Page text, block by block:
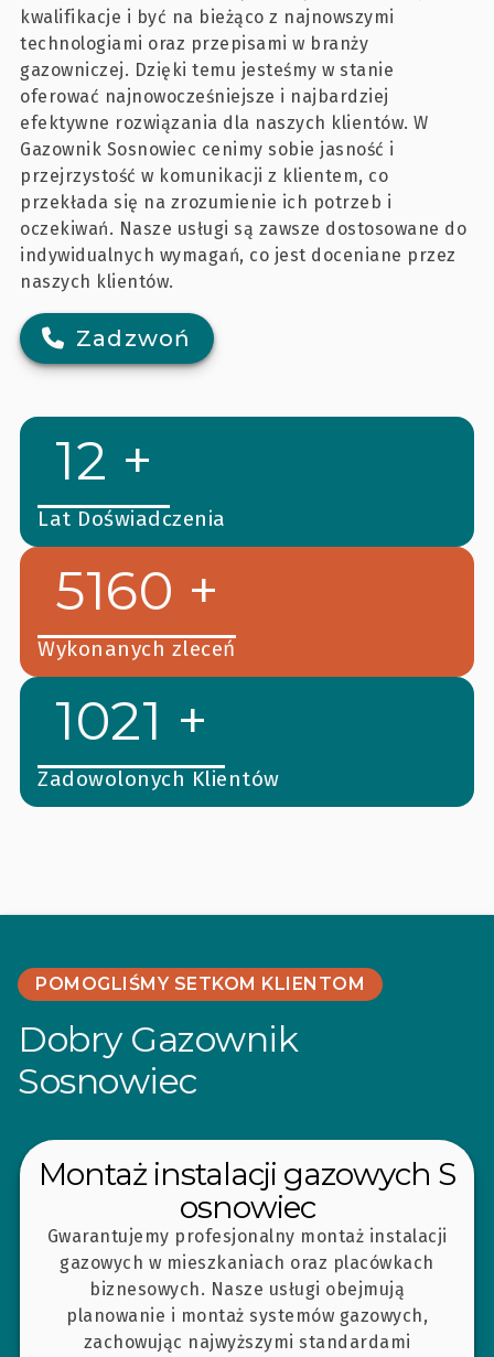
kwalifikacje i być na bieżąco z najnowszymi
technologiami oraz przepisami w branży
gazowniczej. Dzięki temu jesteśmy w stanie
oferować najnowocześniejsze i najbardziej
efektywne rozwiązania dla naszych klientów. W
Gazownik Sosnowiec cenimy sobie jasność i
przejrzystość w komunikacji z klientem, co
przekłada się na zrozumienie ich potrzeb i
oczekiwań. Nasze usługi są zawsze dostosowane do
indywidualnych wymagań, co jest doceniane przez
naszych klientów.
Zadzwoń
12 +
Lat Doświadczenia
5160 +
Wykonanych zleceń
1021 +
Zadowolonych Klientów
POMOGLIŚMY SETKOM KLIENTOM
Dobry Gazownik
Sosnowiec
Montaż instalacji gazowych S
osnowiec
Gwarantujemy profesjonalny montaż instalacji
gazowych w mieszkaniach oraz placówkach
biznesowych. Nasze usługi obejmują
planowanie i montaż systemów gazowych,
zachowując najwyższymi standardami